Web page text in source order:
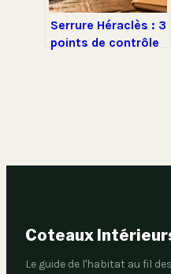
Serrure Héraclès : 3
points de contrôle
Coteaux
Le guide de l'habitat au fil